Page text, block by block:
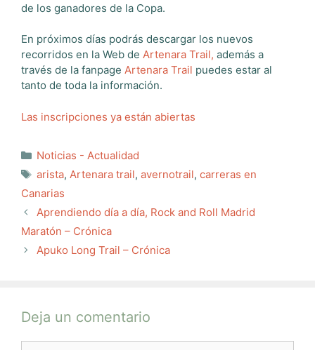
de los ganadores de la Copa.
En próximos días podrás descargar los nuevos
recorridos en la Web de Artenara Trail, además a
través de la fanpage Artenara Trail puedes estar al
tanto de toda la información.
Las inscripciones ya están abiertas
Categorías
Noticias - Actualidad
Etiquetas
arista, Artenara trail, avernotrail, carreras en
Canarias
Aprendiendo día a día, Rock and Roll Madrid
Maratón – Crónica
Apuko Long Trail – Crónica
Deja un comentario